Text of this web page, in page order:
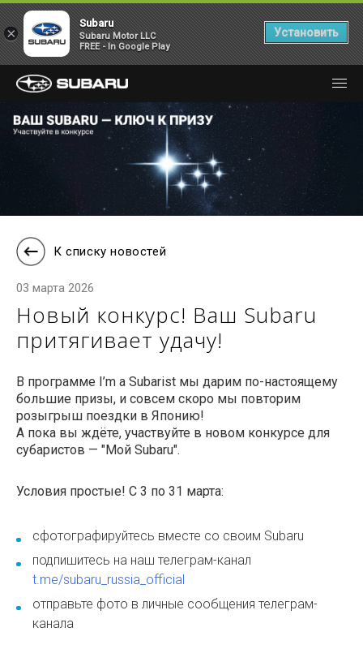
К списку новостей
03 марта 2026
Новый конкурс! Ваш Subaru
притягивает удачу!
В программе I’m a Subarist мы дарим по-настоящему
большие призы, и совсем скоро мы повторим
розыгрыш поездки в Японию!
А пока вы ждёте, участвуйте в новом конкурсе для
субаристов — "Мой Subaru".
Условия простые! С 3 по 31 марта:
сфотографируйтесь вместе со своим Subaru
подпишитесь на наш телеграм-канал
t.me/subaru_russia_official
отправьте фото в личные сообщения телеграм-
канала
×
Subaru
Subaru Motor LLC
FREE - In Google Play
Установить